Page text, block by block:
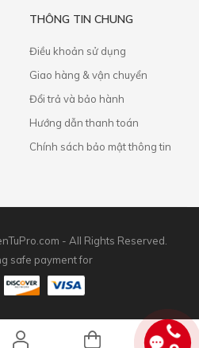
THÔNG TIN CHUNG
Điều khoản sử dụng
Giao hàng & vận chuyển
​Đổi trả và bảo hành
Hướng dẫn thanh toán
Chính sách bảo mật thông tin
- All Rights Reserved.
safe payment for